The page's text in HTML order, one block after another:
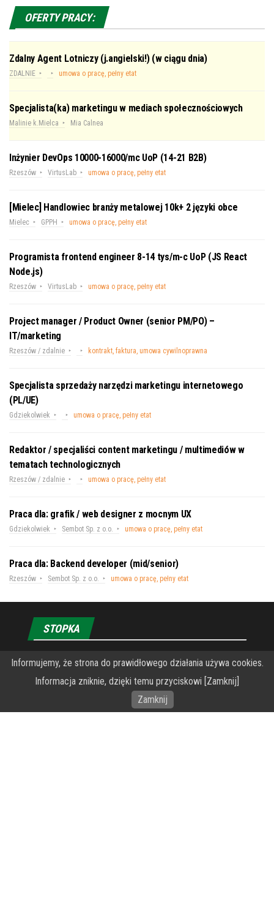
OFERTY PRACY:
Zdalny Agent Lotniczy (j.angielski!) (w ciągu dnia)
ZDALNIE umowa o pracę, pełny etat
Specjalista(ka) marketingu w mediach społecznościowych
Malinie k.Mielca Mia Calnea
Inżynier DevOps 10000-16000/mc UoP (14-21 B2B)
Rzeszów VirtusLab umowa o pracę, pełny etat
[Mielec] Handlowiec branży metalowej 10k+ 2 języki obce
Mielec GPPH umowa o pracę, pełny etat
Programista frontend engineer 8-14 tys/m-c UoP (JS React
Node.js)
Rzeszów VirtusLab umowa o pracę, pełny etat
Project manager / Product Owner (senior PM/PO) –
IT/marketing
Rzeszów / zdalnie kontrakt, faktura, umowa cywilnoprawna
Specjalista sprzedaży narzędzi marketingu internetowego
(PL/UE)
Gdziekolwiek umowa o pracę, pełny etat
Redaktor / specjaliści content marketingu / multimediów w
tematach technologicznych
Rzeszów / zdalnie umowa o pracę, pełny etat
Praca dla: grafik / web designer z mocnym UX
Gdziekolwiek Sembot Sp. z o.o. umowa o pracę, pełny etat
Praca dla: Backend developer (mid/senior)
Rzeszów Sembot Sp. z o.o. umowa o pracę, pełny etat
STOPKA
O Fundacji PRZEkarpacie
Wykonanie portalu – specjaliści stron www WordPress
Informujemy, że strona do prawidłowego działania używa cookies.
Informacja zniknie, dzięki temu przyciskowi [Zamknij]
Zamknij